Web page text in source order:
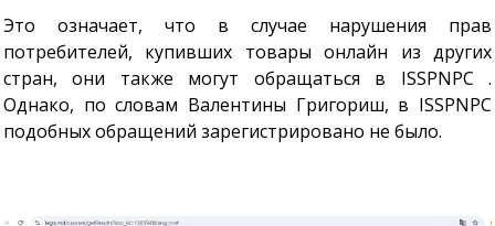
Это означает, что в случае нарушения прав
потребителей, купивших товары онлайн из других
стран, они также могут обращаться в ISSPNPC .
Однако, по словам Валентины Григориш, в ISSPNPC
подобных обращений зарегистрировано не было.